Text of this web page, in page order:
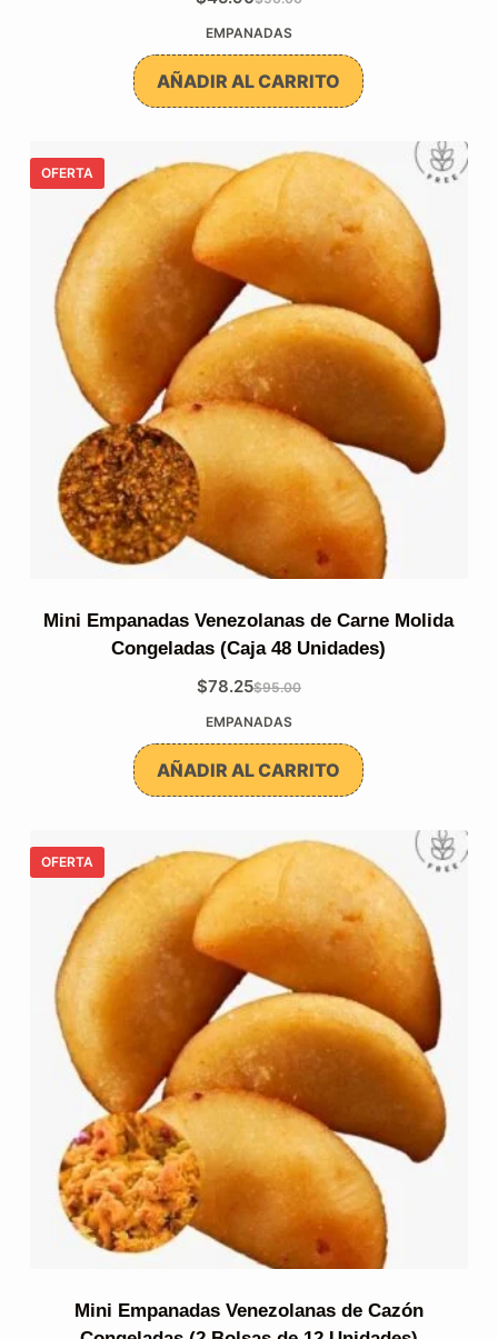
El
precio
original
era:
El
precio
actual
es:
EMPANADAS
AÑADIR AL CARRITO
OFERTA
Mini Empanadas Venezolanas de Carne Molida
Congeladas (Caja 48 Unidades)
$95.00
El
precio
original
era:
$78.25
El
precio
actual
es:
EMPANADAS
AÑADIR AL CARRITO
OFERTA
Mini Empanadas Venezolanas de Cazón